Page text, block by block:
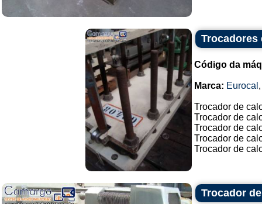
Trocadores
Código da
Marca: Eurocal
Trocador de
Trocador de
Trocador de
Trocador de
Trocador de
Trocador